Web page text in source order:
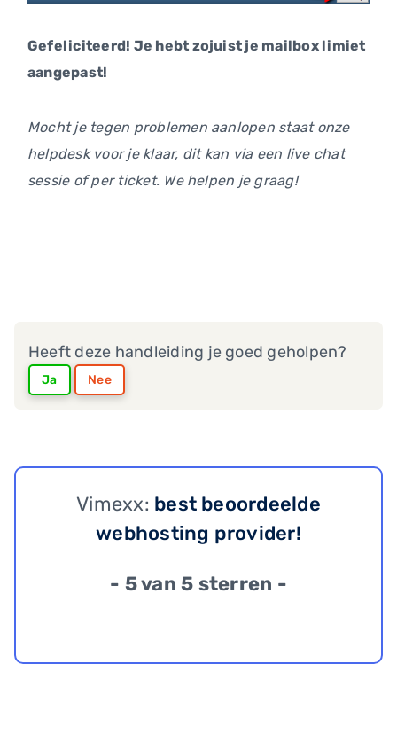
Gefeliciteerd! Je hebt zojuist je mailbox limiet
aangepast!
Mocht je tegen problemen aanlopen staat onze
helpdesk voor je klaar, dit kan via een live chat
sessie of per ticket. We helpen je graag!
Heeft deze handleiding je goed geholpen?
Ja Nee
Vimexx: best beoordeelde
webhosting provider!
- 5 van 5 sterren -